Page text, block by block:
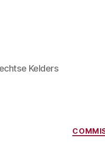
Kelders